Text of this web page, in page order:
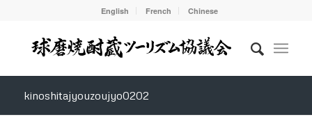
English French Chinese
kinoshitajyouzoujyo0202